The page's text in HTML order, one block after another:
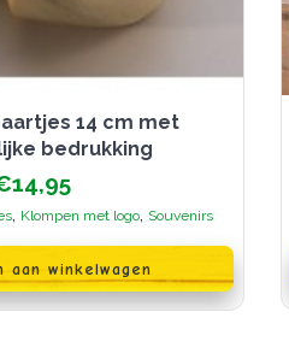
bedrukking
14,95
, Klompen met logo, Souvenirs
aan winkelwagen